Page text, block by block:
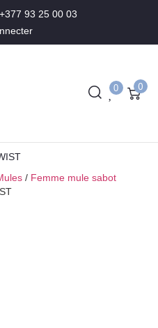
93 25 00 03
0 0
/ Femme mule sabot